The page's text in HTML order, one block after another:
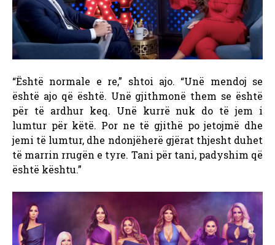
“Është normale e re,” shtoi ajo. “Unë mendoj se
është ajo që është. Unë gjithmonë them se është
për të ardhur keq. Unë kurrë nuk do të jem i
lumtur për këtë. Por ne të gjithë po jetojmë dhe
jemi të lumtur, dhe ndonjëherë gjërat thjesht duhet
të marrin rrugën e tyre. Tani për tani, padyshim që
është kështu.”